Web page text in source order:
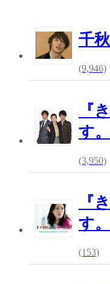
千
(9,946)
『
す。
(3,950)
『
す。
(153)